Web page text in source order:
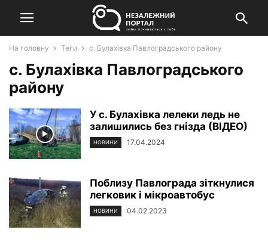
На головну Теги с. Булахівка Павлоградського району
с. Булахівка Павлоградського
району
У с. Булахівка лелеки ледь не
залишились без гнізда (ВІДЕО)
НОВИНИ 17.04.2024
Поблизу Павлограда зіткнулися
легковик і мікроавтобус
НОВИНИ 04.02.2023